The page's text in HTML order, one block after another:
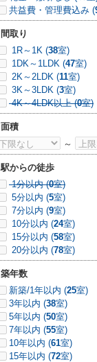
共益費・管理費込み (
間取り
1R～1K (38室)
1DK～1LDK (47室)
2K～2LDK (11室)
3K～3LDK (3室)
4K～4LDK以上 (0室)
面積
～
駅からの徒歩
1分以内 (0室)
5分以内 (5室)
7分以内 (9室)
10分以内 (24室)
15分以内 (58室)
20分以内 (78室)
築年数
新築/1年以内 (25室)
3年以内 (38室)
5年以内 (50室)
7年以内 (55室)
10年以内 (61室)
15年以内 (72室)